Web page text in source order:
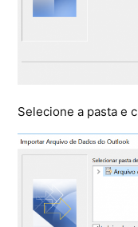
Selecione a pasta e